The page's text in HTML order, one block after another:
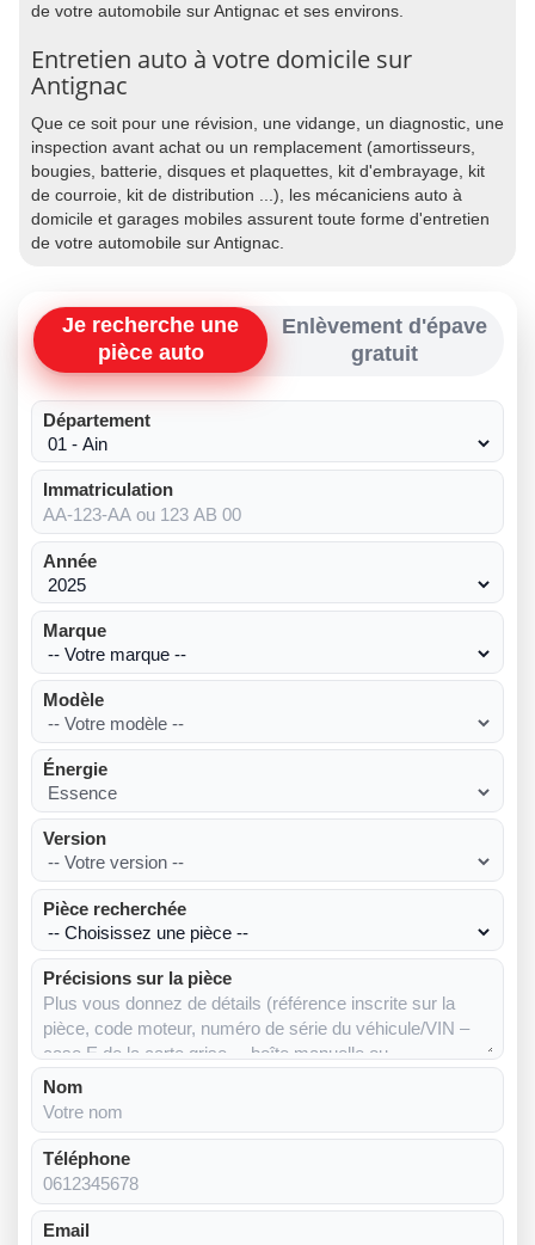
de votre automobile sur Antignac et ses environs.
Entretien auto à votre domicile sur
Antignac
Que ce soit pour une révision, une vidange, un diagnostic, une
inspection avant achat ou un remplacement (amortisseurs,
bougies, batterie, disques et plaquettes, kit d'embrayage, kit
de courroie, kit de distribution ...), les mécaniciens auto à
domicile et garages mobiles assurent toute forme d'entretien
de votre automobile sur Antignac.
Je recherche une
pièce auto
Enlèvement d'épave
gratuit
Département
Immatriculation
Année
Marque
Modèle
Énergie
Version
Pièce recherchée
Précisions sur la pièce
Nom
Téléphone
Email